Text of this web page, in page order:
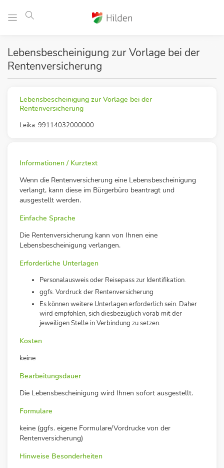
Lebensbescheinigung zur Vorlage bei der
Rentenversicherung
Lebensbescheinigung zur Vorlage bei der
Rentenversicherung
Leika: 99114032000000
Informationen / Kurztext
Wenn die Rentenversicherung eine Lebensbescheinigung
verlangt, kann diese im Bürgerbüro beantragt und
ausgestellt werden.
Einfache Sprache
Die Rentenversicherung kann von Ihnen eine
Lebensbescheinigung verlangen.
Erforderliche Unterlagen
Personalausweis oder Reisepass zur Identifikation.
ggfs. Vordruck der Rentenversicherung
Es können weitere Unterlagen erforderlich sein. Daher
wird empfohlen, sich diesbezüglich vorab mit der
jeweiligen Stelle in Verbindung zu setzen.
Kosten
keine
Bearbeitungsdauer
Die Lebensbescheinigung wird Ihnen sofort ausgestellt.
Formulare
keine (ggfs. eigene Formulare/Vordrucke von der
Rentenversicherung)
Hinweise Besonderheiten